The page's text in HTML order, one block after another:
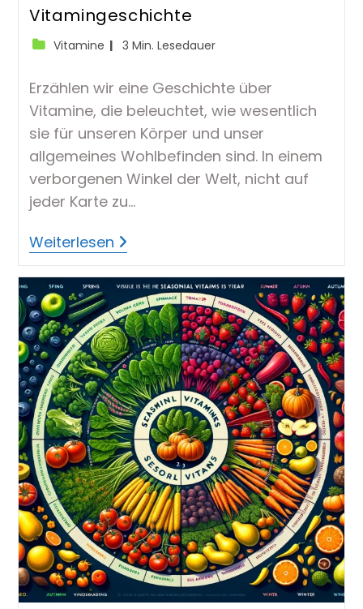
Vitamingeschichte
Beitrags-
Vitamine Lesedauer:
3 Min. Lesedauer
Erzählen wir eine Geschichte über
Vitamine, die beleuchtet, wie wesentlich
sie für unseren Körper und unser
allgemeines Wohlbefinden sind. In einem
verborgenen Winkel der Welt, nicht auf
jeder Karte zu…
WeiterlesenVitamingeschichte